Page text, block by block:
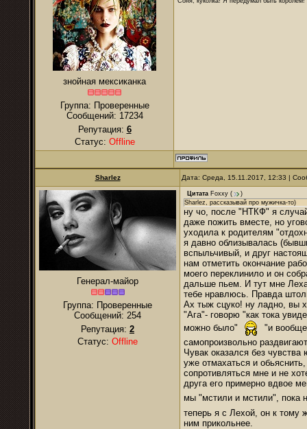
знойная мексиканка
Группа: Проверенные
Сообщений: 17234
Репутация: 6
Статус: Offline
Sharlez Дата: Среда, 15.11.2017, 12:33 |
Генерал-майор
Группа: Проверенные
Сообщений: 254
Репутация: 2
Статус: Offline
Цитата Foxxy (
)
Sharlez, рассказывай про мужичка-то)
ну чо, после "НТКФ" я
даже пожить вместе, но
уходила к родителям
я давно облизывалась
вспыльчивый, и друг
нам отметить окончание
моего переклинило и он
дальше пьем. И тут мне
тебе нравлюсь. Правда
Ах тыж сцуко! ну ладно, вы
"Ага"- говорю "как тока
можно было"
"и
самопроизвольно
Чувак оказался без
уже отмахаться и
сопротивляться мне и не
друга его примерно вдвое
мы "мстили и мстили", пока
теперь я с Лехой, он к тому
ним прикольнее.